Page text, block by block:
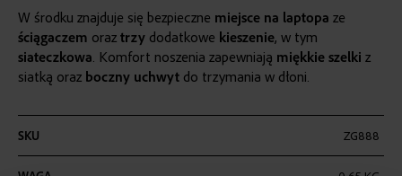
W środku znajduje się bezpieczne miejsce na laptopa ze
ściągaczem oraz trzy dodatkowe kieszenie, w tym
siateczkowa. Komfort noszenia zapewniają miękkie szelki z
siatką oraz boczny uchwyt do trzymania w dłoni.
informacji
SKU ZG888